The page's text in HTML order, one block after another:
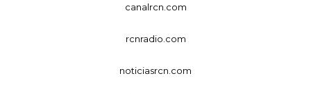
canalrcn.com
rcnradio.com
noticiasrcn.com